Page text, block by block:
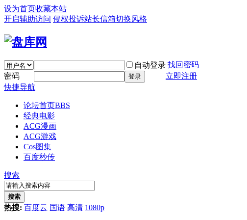
设为首页收藏本站
开启辅助访问 侵权投诉站长信箱切换风格
自动登录 找回密码
密码
登录
立即注册
快捷导航
论坛首页BBS
经典电影
ACG漫画
ACG游戏
Cos图集
百度秒传
搜索
搜索
热搜: 百度云 国语 高清 1080p